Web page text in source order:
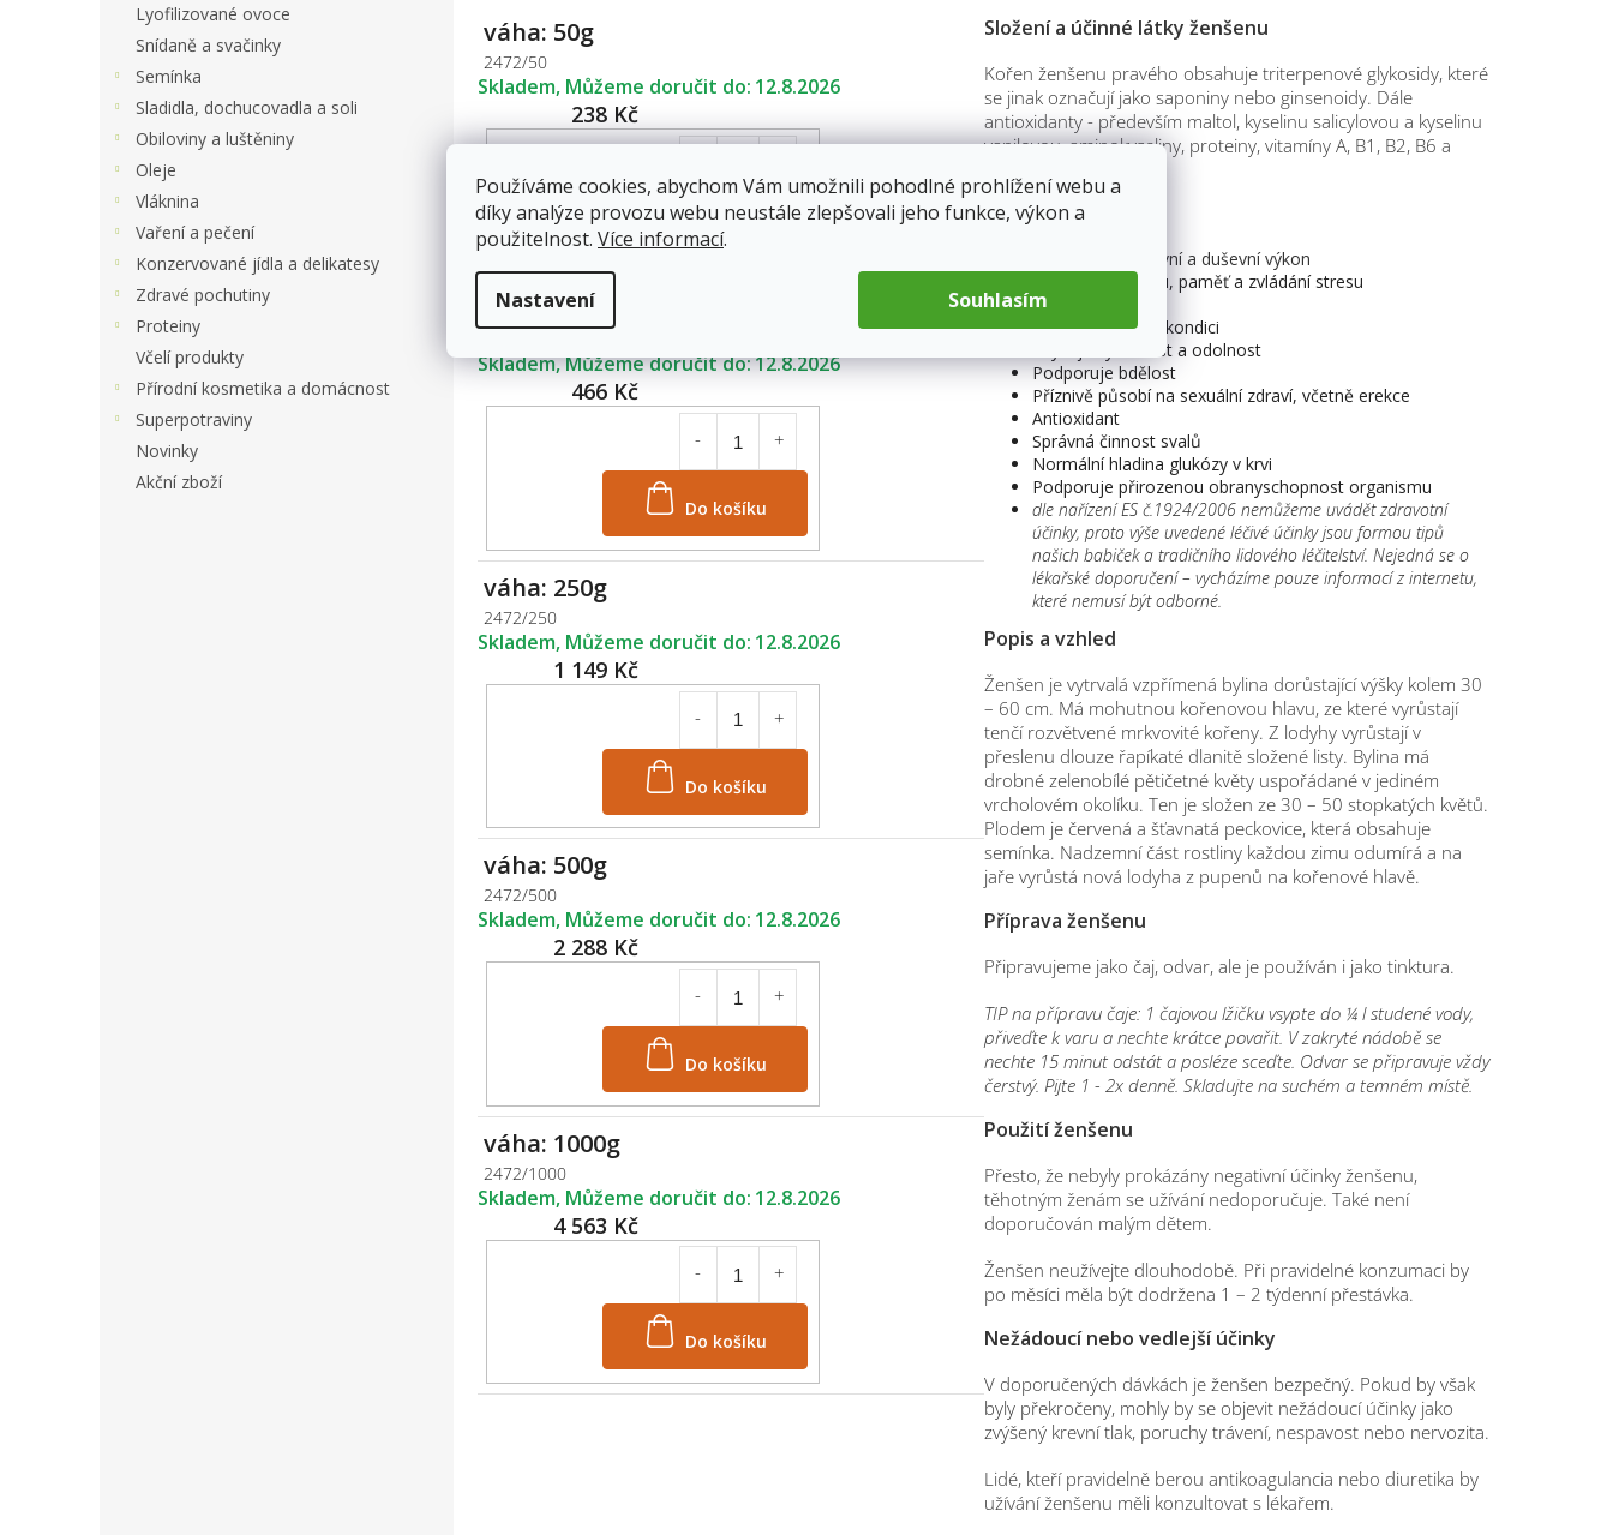
Používáme cookies, abychom Vám umožnili pohodlné prohlížení webu a
díky analýze provozu webu neustále zlepšovali jeho funkce, výkon a
použitelnost. Více informací.
Nastavení Souhlasím
Lyofilizované ovoce
Snídaně a svačinky
Semínka
Sladidla, dochucovadla a soli
Obiloviny a luštěniny
Oleje
Vláknina
Vaření a pečení
Konzervované jídla a delikatesy
Zdravé pochutiny
Proteiny
Včelí produkty
Přírodní kosmetika a domácnost
Superpotraviny
Novinky
Akční zboží
váha: 50g
2472/50
238 Kč
Do košíku
Skladem 12.8.2026
váha: 100g
466 Kč
Do košíku
Skladem 12.8.2026
váha: 250g
2472/250
1 149 Kč
Skladem 12.8.2026
váha: 500g
2472/500
2 288 Kč
Do košíku
Skladem 12.8.2026
váha: 1000g
2472/1000
4 563 Kč
Do košíku
Skladem 12.8.2026
Složení a účinné látky ženšenu
Kořen ženšenu pravého obsahuje triterpenové glykosidy, které
se jinak označují jako saponiny nebo ginsenoidy. Dále
antioxidanty - především maltol, kyselinu salicylovou a kyselinu
vanilovou, aminokyseliny, proteiny, vitamíny A, B1, B2, B6 a
Účinky ženšenu
Stimuluje kognitivní a duševní výkon
Podporuje vitalitu, paměť a zvládání stresu
Osvěžuje tělo
Udržuje fyzickou kondici
Zvyšuje vytrvalost a odolnost
Podporuje bdělost
Příznivě působí na sexuální zdraví, včetně erekce
Antioxidant
Správná činnost svalů
Normální hladina glukózy v krvi
Podporuje přirozenou obranyschopnost organismu
dle nařízení ES č.1924/2006 nemůžeme uvádět zdravotní
účinky, proto výše uvedené léčivé účinky jsou formou tipů
našich babiček a tradičního lidového léčitelství. Nejedná se o
lékařské doporučení – vycházíme pouze informací z internetu,
které nemusí být odborné.
Popis a vzhled
Ženšen je vytrvalá vzpřímená bylina dorůstající výšky kolem 30
– 60 cm. Má mohutnou kořenovou hlavu, ze které vyrůstají
tenčí rozvětvené mrkvovité kořeny. Z lodyhy vyrůstají v
přeslenu dlouze řapíkaté dlanitě složené listy. Bylina má
drobné zelenobílé pětičetné květy uspořádané v jediném
vrcholovém okolíku. Ten je složen ze 30 – 50 stopkatých květů.
Plodem je červená a šťavnatá peckovice, která obsahuje
semínka. Nadzemní část rostliny každou zimu odumírá a na
jaře vyrůstá nová lodyha z pupenů na kořenové hlavě.
Příprava ženšenu
Připravujeme jako čaj, odvar, ale je používán i jako tinktura.
TIP na přípravu čaje: 1 čajovou lžičku vsypte do ¼ l studené vody,
přiveďte k varu a nechte krátce povařit. V zakryté nádobě se
nechte 15 minut odstát a posléze sceďte. Odvar se připravuje vždy
čerstvý. Pijte 1 - 2x denně. Skladujte na suchém a temném místě.
Použití ženšenu
Přesto, že nebyly prokázány negativní účinky ženšenu,
těhotným ženám se užívání nedoporučuje. Také není
doporučován malým dětem.
Ženšen neužívejte dlouhodobě. Při pravidelné konzumaci by
po měsíci měla být dodržena 1 – 2 týdenní přestávka.
Nežádoucí nebo vedlejší účinky
V doporučených dávkách je ženšen bezpečný. Pokud by však
byly překročeny, mohly by se objevit nežádoucí účinky jako
zvýšený krevní tlak, poruchy trávení, nespavost nebo nervozita.
Lidé, kteří pravidelně berou antikoagulancia nebo diuretika by
užívání ženšenu měli konzultovat s lékařem.